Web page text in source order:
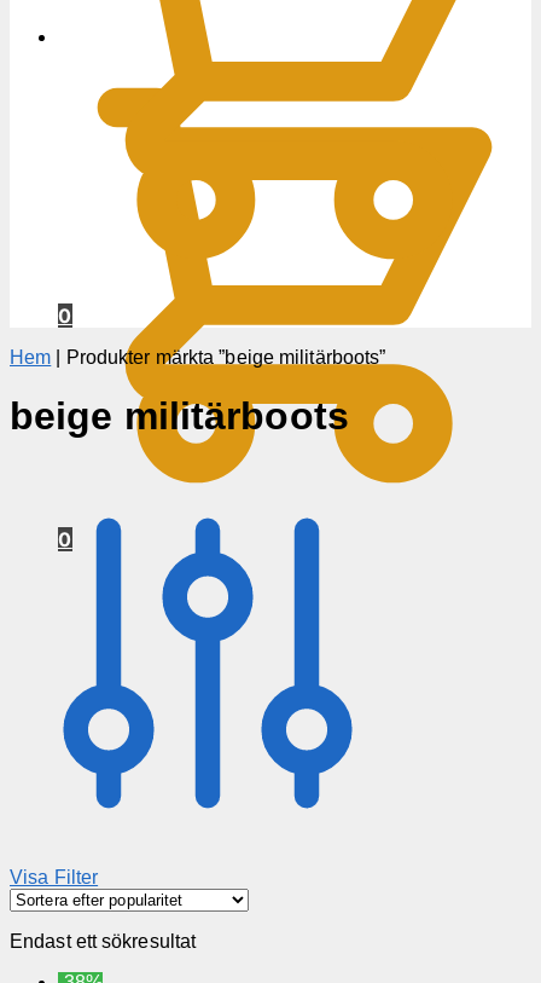
0
0
Hem Produkter märkta ”beige militärboots”
beige militärboots
Visa Filter
Endast ett sökresultat